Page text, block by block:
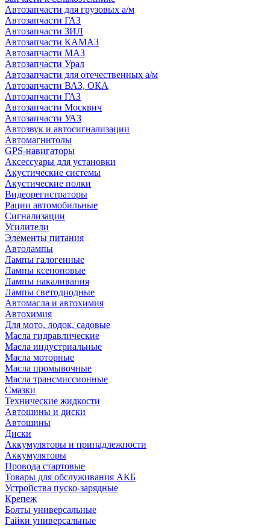
Автозапчасти для грузовых а/м
Автозапчасти ГАЗ
Автозапчасти ЗИЛ
Автозапчасти КАМАЗ
Автозапчасти МАЗ
Автозапчасти Урал
Автозапчасти для отечественных а/м
Автозапчасти ВАЗ, ОКА
Автозапчасти ГАЗ
Автозапчасти Москвич
Автозапчасти УАЗ
Автозвук и автосигнализации
Автомагнитолы
GPS-навигаторы
Аксессуары для установки
Акустические системы
Акустические полки
Видеорегистраторы
Рации автомобильные
Сигнализации
Усилители
Элементы питания
Автолампы
Лампы галогенные
Лампы ксеноновые
Лампы накаливания
Лампы светодиодные
Автомасла и автохимия
Автохимия
Для мото, лодок, садовые
Масла гидравлические
Масла индустриальные
Масла моторные
Масла промывочные
Масла трансмиссионные
Смазки
Технические жидкости
Автошины и диски
Автошины
Диски
Аккумуляторы и принадлежности
Аккумуляторы
Провода стартовые
Товары для обслуживания АКБ
Устройства пуско-зарядные
Крепеж
Болты универсальные
Гайки универсальные